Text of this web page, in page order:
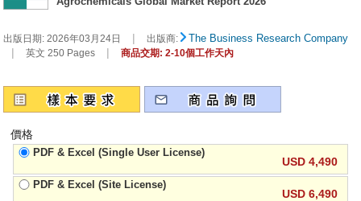
出版日期:2026年03月24日 | 出版商: The Business Research Company
| 英文 250 Pages | 商品交期: 2-10個工作天內
價格
PDF & Excel (Single User License)
USD 4,490
PDF & Excel (Site License)
USD 6,490